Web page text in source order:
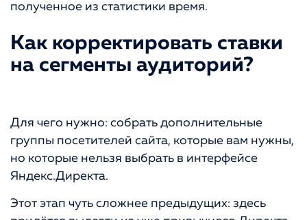
полученное из статистики время.
Как корректировать ставки
на сегменты аудиторий?
Для чего нужно: собрать дополнительные
группы посетителей сайта, которые вам нужны,
но которые нельзя выбрать в интерфейсе
Яндекс.Директа.
Этот этап чуть сложнее предыдущих: здесь